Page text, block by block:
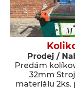
Prodej /
Predám
32mm
materiálu 2ks.